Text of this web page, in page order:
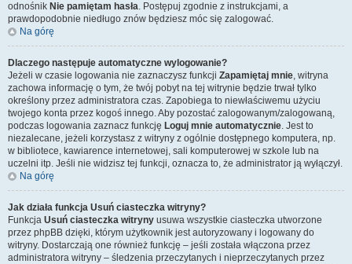
odnośnik Nie pamiętam hasła. Postępuj zgodnie z instrukcjami, a
prawdopodobnie niedługo znów będziesz móc się zalogować.
Na górę
Dlaczego następuje automatyczne wylogowanie?
Jeżeli w czasie logowania nie zaznaczysz funkcji Zapamiętaj mnie, witryna
zachowa informację o tym, że twój pobyt na tej witrynie będzie trwał tylko
określony przez administratora czas. Zapobiega to niewłaściwemu użyciu
twojego konta przez kogoś innego. Aby pozostać zalogowanym/zalogowaną,
podczas logowania zaznacz funkcję Loguj mnie automatycznie. Jest to
niezalecane, jeżeli korzystasz z witryny z ogólnie dostępnego komputera, np.
w bibliotece, kawiarence internetowej, sali komputerowej w szkole lub na
uczelni itp. Jeśli nie widzisz tej funkcji, oznacza to, że administrator ją wyłączył.
Na górę
Jak działa funkcja Usuń ciasteczka witryny?
Funkcja Usuń ciasteczka witryny usuwa wszystkie ciasteczka utworzone
przez phpBB dzięki, którym użytkownik jest autoryzowany i logowany do
witryny. Dostarczają one również funkcję – jeśli została włączona przez
administratora witryny – śledzenia przeczytanych i nieprzeczytanych przez